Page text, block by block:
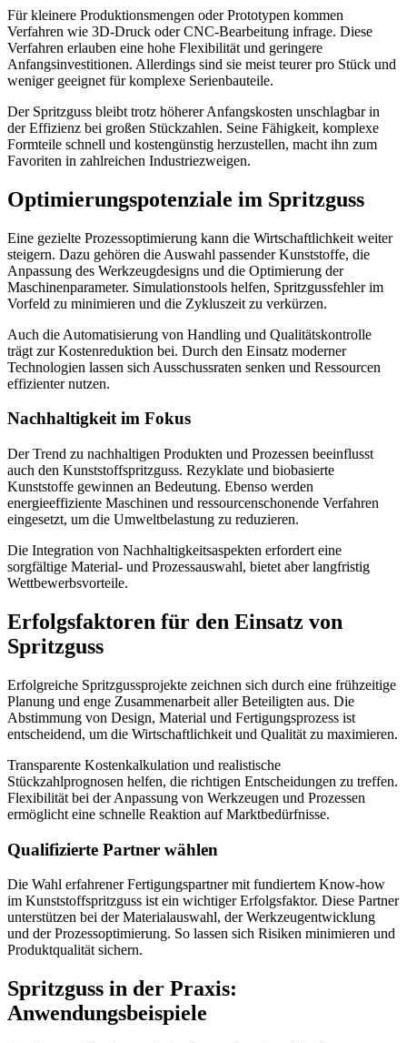
Für kleinere Produktionsmengen oder Prototypen kommen
Verfahren wie 3D-Druck oder CNC-Bearbeitung infrage. Diese
Verfahren erlauben eine hohe Flexibilität und geringere
Anfangsinvestitionen. Allerdings sind sie meist teurer pro Stück und
weniger geeignet für komplexe Serienbauteile.
Der Spritzguss bleibt trotz höherer Anfangskosten unschlagbar in
der Effizienz bei großen Stückzahlen. Seine Fähigkeit, komplexe
Formteile schnell und kostengünstig herzustellen, macht ihn zum
Favoriten in zahlreichen Industriezweigen.
Optimierungspotenziale im Spritzguss
Eine gezielte Prozessoptimierung kann die Wirtschaftlichkeit weiter
steigern. Dazu gehören die Auswahl passender Kunststoffe, die
Anpassung des Werkzeugdesigns und die Optimierung der
Maschinenparameter. Simulationstools helfen, Spritzgussfehler im
Vorfeld zu minimieren und die Zykluszeit zu verkürzen.
Auch die Automatisierung von Handling und Qualitätskontrolle
trägt zur Kostenreduktion bei. Durch den Einsatz moderner
Technologien lassen sich Ausschussraten senken und Ressourcen
effizienter nutzen.
Nachhaltigkeit im Fokus
Der Trend zu nachhaltigen Produkten und Prozessen beeinflusst
auch den Kunststoffspritzguss. Rezyklate und biobasierte
Kunststoffe gewinnen an Bedeutung. Ebenso werden
energieeffiziente Maschinen und ressourcenschonende Verfahren
eingesetzt, um die Umweltbelastung zu reduzieren.
Die Integration von Nachhaltigkeitsaspekten erfordert eine
sorgfältige Material- und Prozessauswahl, bietet aber langfristig
Wettbewerbsvorteile.
Erfolgsfaktoren für den Einsatz von
Spritzguss
Erfolgreiche Spritzgussprojekte zeichnen sich durch eine frühzeitige
Planung und enge Zusammenarbeit aller Beteiligten aus. Die
Abstimmung von Design, Material und Fertigungsprozess ist
entscheidend, um die Wirtschaftlichkeit und Qualität zu maximieren.
Transparente Kostenkalkulation und realistische
Stückzahlprognosen helfen, die richtigen Entscheidungen zu treffen.
Flexibilität bei der Anpassung von Werkzeugen und Prozessen
ermöglicht eine schnelle Reaktion auf Marktbedürfnisse.
Qualifizierte Partner wählen
Die Wahl erfahrener Fertigungspartner mit fundiertem Know-how
im Kunststoffspritzguss ist ein wichtiger Erfolgsfaktor. Diese Partner
unterstützen bei der Materialauswahl, der Werkzeugentwicklung
und der Prozessoptimierung. So lassen sich Risiken minimieren und
Produktqualität sichern.
Spritzguss in der Praxis:
Anwendungsbeispiele